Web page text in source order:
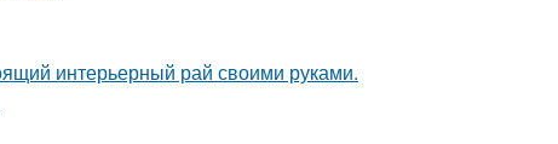
интерьерный рай своими руками.